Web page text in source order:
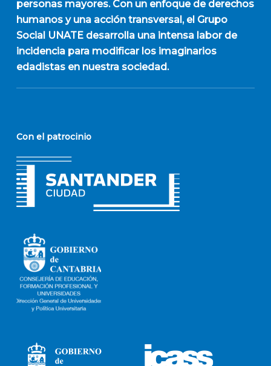
personas mayores. Con un enfoque de derechos
humanos y una acción transversal, el Grupo
Social UNATE desarrolla una intensa labor de
incidencia para modificar los imaginarios
edadistas en nuestra sociedad.
Con el patrocinio